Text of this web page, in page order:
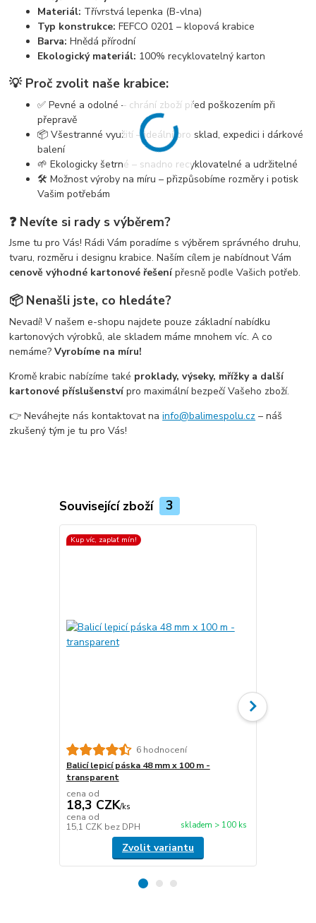
Materiál: Třívrstvá lepenka (B-vlna)
Typ konstrukce: FEFCO 0201 – klopová krabice
Barva: Hnědá přírodní
Ekologický materiál: 100% recyklovatelný karton
💡 Proč zvolit naše krabice:
✅ Pevné a odolné – chrání zboží před poškozením při
přepravě
📦 Všestranné využití – ideální pro sklad, expedici i dárkové
balení
🌱 Ekologicky šetrné – snadno recyklovatelné a udržitelné
🛠️ Možnost výroby na míru – přizpůsobíme rozměry i potisk
Vašim potřebám
❓ Nevíte si rady s výběrem?
Jsme tu pro Vás! Rádi Vám poradíme s výběrem správného druhu,
tvaru, rozměru i designu krabice. Naším cílem je nabídnout Vám
cenově výhodné kartonové řešenípřesně podle Vašich potřeb.
📦 Nenašli jste, co hledáte?
Nevadí! V našem e-shopu najdete pouze základní nabídku
kartonových výrobků, ale skladem máme mnohem víc. A co
nemáme?Vyrobíme na míru!
Kromě krabic nabízíme také proklady, výseky, mřížky a další
kartonové příslušenstvípro maximální bezpečí Vašeho zboží.
👉 Neváhejte nás kontaktovat nainfo@balimespolu.cz – náš
zkušený tým je tu pro Vás!
Související zboží 3
Kup víc, zaplať mín!
6 hodnocení
Balicí lepicí páska 48 mm x 100 m -
transparent
cena od
18,3 CZK/ks
cena od
15,1 CZK bez DPH skladem > 100 ks
Zvolit variantu